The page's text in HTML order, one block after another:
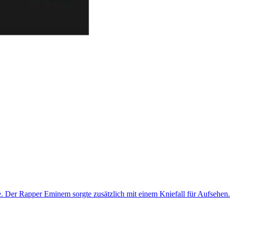
Der Rapper Eminem sorgte zusätzlich mit einem Kniefall für Aufsehen.